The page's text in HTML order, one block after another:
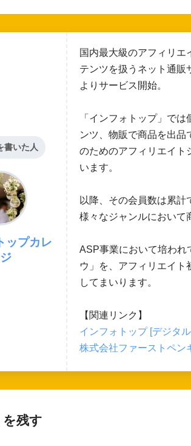
書いた人
ップカレ
国内最大級のアフィリエ
テンツを扱うネット通販
よりサービス開始。
「インフォトップ」で
ンツ、物販で商品を出品
のためのアフィリエイト
います。
以降、その会員数は累計
様々なジャンルにおいて
ASP事業において培われ
ウ」を、アフィリエイト
してまいります。
【関連リンク】
インフォトップ [デジタ
株式会社ファーストペン
残す